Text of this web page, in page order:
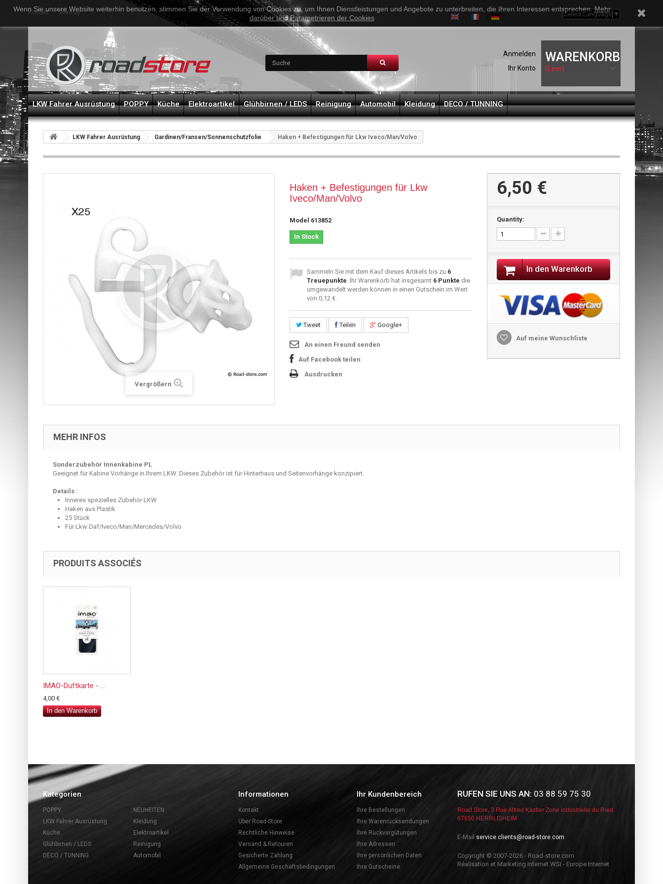
Kontakt Sitemap Select Language ▼
Anmelden
Ihr Konto
WARENKORB
(Leer)
LKW Fahrer Ausrüstung POPPY Küche Elektroartikel Glühbirnen / LEDS Reinigung Automobil Kleidung DECO / TUNNING
LKW Fahrer Ausrüstung Gardinen/Fransen/Sonnenschutzfolie Haken + Befestigungen für Lkw Iveco/Man/Volvo
Vergrößern
Haken + Befestigungen für Lkw
Iveco/Man/Volvo
Model 613852
In Stock
Sammeln Sie mit dem Kauf dieses Artikels bis zu 6
Treuepunkte . Ihr Warenkorb hat insgesamt 6 Punkte die
umgewandelt werden können in einen Gutschein im Wert
von 0,12 €
Tweet Teilen Google+
An einen Freund senden
Auf Facebook teilen
Ausdrucken
6,50 €
Quantity:
In den Warenkorb
Auf meine Wunschliste
MEHR INFOS
Sonderzubehör Innenkabine PL
Geeignet für Kabine Vorhänge in Ihrem LKW. Dieses Zubehör ist für Hinterhaus und Seitenvorhänge konzipiert.
Details :
Inneres spezielles Zubehör LKW
Haken aus Plastik
25 Stück
Für Lkw Daf/Iveco/Man/Mercedes/Volvo
PRODUITS ASSOCIÉS
IMAO-Duftkarte - ...
4,00 €
In den Warenkorb
Kategorien
POPPY
NEUHEITEN
LKW Fahrer Ausrüstung
Kleidung
Küche
Elektroartikel
Glühbirnen / LEDS
Reinigung
DECO / TUNNING
Automobil
Informationen
Kontakt
Über Road-Store
Rechtliche Hinweise
Versand & Retouren
Gesicherte Zahlung
Allgemeine Geschäftsbedingungen
Ihr Kundenbereich
Ihre Bestellungen
Ihre Warenrücksendungen
Ihre Rückvergütungen
Ihre Adressen
Ihre persönlichen Daten
Ihre Gutscheine
RUFEN SIE UNS AN: 03 88 59 75 30
Road Store, 3 Rue Alfred Kastler Zone industrielle du Ried
67850 HERRLISHEIM
E-Mail service.clients@road-store.com
Copyright © 2007-2026 - Road-store.com
Réalisation et Marketing internet WSI - Europe Internet
Wenn Sie unsere Website weiterhin benutzen, stimmen Sie der Verwendung von Cookies zu, um Ihnen Dienstleistungen und Angebote zu unterbreiten, die Ihren Interessen entsprechen.Mehr
darüber und Parametrieren der Cookies